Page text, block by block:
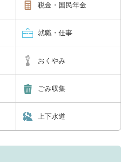
税金・国民年金
就職・仕事
おくやみ
ごみ収集
上下水道